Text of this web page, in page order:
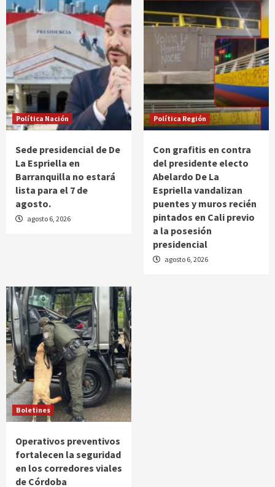
Política Nación
Sede presidencial de De
La Espriella en
Barranquilla no estará
lista para el 7 de
agosto.
agosto 6, 2026
Política Región
Con grafitis en contra
del presidente electo
Abelardo De La
Espriella vandalizan
puentes y muros recién
pintados en Cali previo
a la posesión
presidencial
agosto 6, 2026
Boletines
Operativos preventivos
fortalecen la seguridad
en los corredores viales
de Córdoba